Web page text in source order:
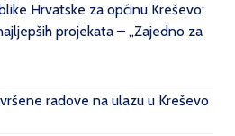
Hrvatske za općinu Kreševo:
projekata – „Zajedno za
radove na ulazu u Kreševo